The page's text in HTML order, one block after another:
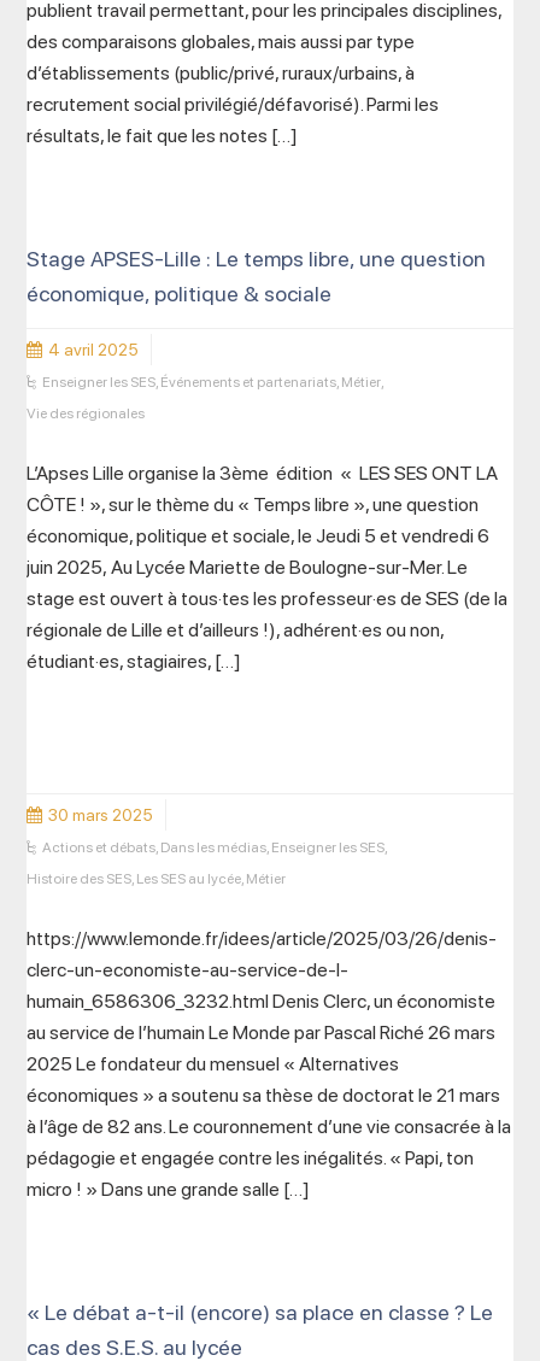
publient travail permettant, pour les principales disciplines,
des comparaisons globales, mais aussi par type
d’établissements (public/privé, ruraux/urbains, à
recrutement social privilégié/défavorisé). Parmi les
résultats, le fait que les notes […]
Stage APSES-Lille : Le temps libre, une question
économique, politique & sociale
4 avril 2025
Enseigner les SES, Événements et partenariats, Métier,
Vie des régionales
L’Apses Lille organise la 3ème édition « LES SES ONT LA
CÔTE ! », sur le thème du « Temps libre », une question
économique, politique et sociale, le Jeudi 5 et vendredi 6
juin 2025, Au Lycée Mariette de Boulogne-sur-Mer. Le
stage est ouvert à tous·tes les professeur·es de SES (de la
régionale de Lille et d’ailleurs !), adhérent·es ou non,
étudiant·es, stagiaires, […]
30 mars 2025
Actions et débats, Dans les médias, Enseigner les SES,
Histoire des SES, Les SES au lycée, Métier
https://www.lemonde.fr/idees/article/2025/03/26/denis-
clerc-un-economiste-au-service-de-l-
humain_6586306_3232.html Denis Clerc, un économiste
au service de l’humain Le Monde par Pascal Riché 26 mars
2025 Le fondateur du mensuel « Alternatives
économiques » a soutenu sa thèse de doctorat le 21 mars
à l’âge de 82 ans. Le couronnement d’une vie consacrée à la
pédagogie et engagée contre les inégalités. « Papi, ton
micro ! » Dans une grande salle […]
« Le débat a-t-il (encore) sa place en classe ? Le
cas des S.E.S. au lycée